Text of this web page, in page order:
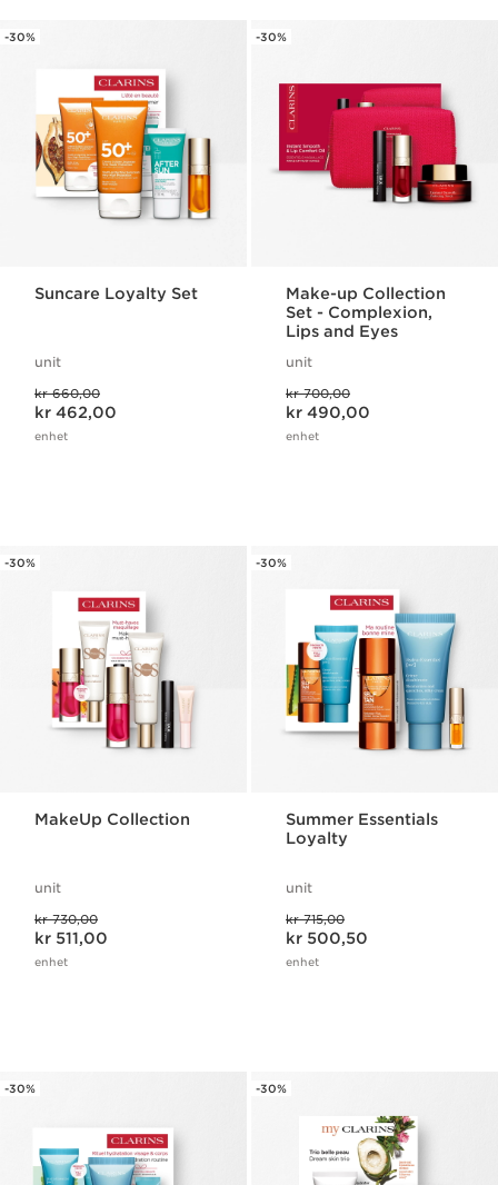
-30%
Suncare Loyalty Set
unit
Tidligere pris kr 660,00
kr 660,00
Nåværende pris kr 462,00
kr 462,00
enhet
-30%
Make-up Collection
Set - Complexion,
Lips and Eyes
unit
Tidligere pris kr 700,00
kr 700,00
Nåværende pris kr 490,00
kr 490,00
enhet
-30%
MakeUp Collection
unit
Tidligere pris kr 730,00
kr 730,00
Nåværende pris kr 511,00
kr 511,00
enhet
-30%
Summer Essentials
Loyalty
unit
Tidligere pris kr 715,00
kr 715,00
Nåværende pris kr 500,50
kr 500,50
enhet
-30% -30%